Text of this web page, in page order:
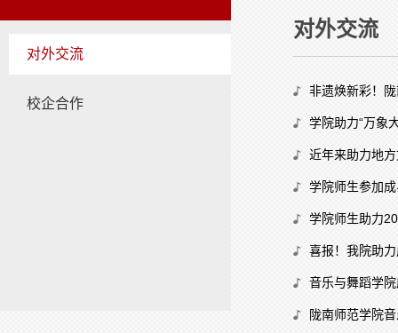
对外交流
校企合作
对外交流
非遗焕新彩！
学院助力“万象
近年来助力地
学院师生参加
学院师生助力
喜报！我院助
音乐与舞蹈学
陇南师范学院